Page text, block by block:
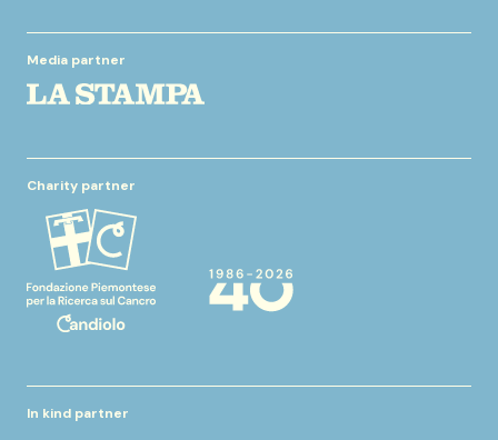
Media partner
Charity partner
In kind partner